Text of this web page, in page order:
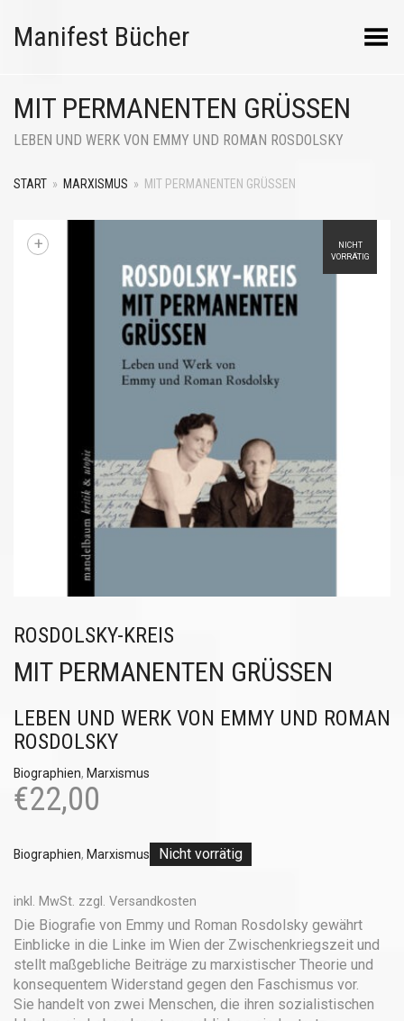
Manifest Bücher Menü umschalten
MIT PERMANENTEN GRÜSSEN
LEBEN UND WERK VON EMMY UND ROMAN ROSDOLSKY
START » MARXISMUS » MIT PERMANENTEN GRÜSSEN
NICHT
VORRÄTIG
+
ROSDOLSKY-KREIS
MIT PERMANENTEN GRÜSSEN
LEBEN UND WERK VON EMMY UND ROMAN
ROSDOLSKY
Biographien, Marxismus
€22,00
Biographien, Marxismus Nicht vorrätig
inkl. MwSt. zzgl. Versandkosten
Die Biografie von Emmy und Roman Rosdolsky gewährt
Einblicke in die Linke im Wien der Zwischenkriegszeit und
stellt maßgebliche Beiträge zu marxistischer Theorie und
konsequentem Widerstand gegen den Faschismus vor.
Sie handelt von zwei Menschen, die ihren sozialistischen